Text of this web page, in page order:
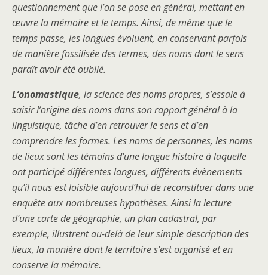
questionnement que l’on se pose en général, mettant en
œuvre la mémoire et le temps. Ainsi, de même que le
temps passe, les langues évoluent, en conservant parfois
de manière fossilisée des termes, des noms dont le sens
paraît avoir été oublié.
L’onomastique, la science des noms propres, s’essaie à
saisir l’origine des noms dans son rapport général à la
linguistique, tâche d’en retrouver le sens et d’en
comprendre les formes. Les noms de personnes, les noms
de lieux sont les témoins d’une longue histoire à laquelle
ont participé différentes langues, différents évènements
qu’il nous est loisible aujourd’hui de reconstituer dans une
enquête aux nombreuses hypothèses. Ainsi la lecture
d’une carte de géographie, un plan cadastral, par
exemple, illustrent au-delà de leur simple description des
lieux, la manière dont le territoire s’est organisé et en
conserve la mémoire.